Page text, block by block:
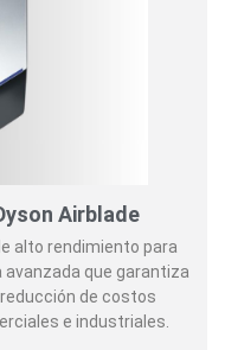
Airblade
alto rendimiento para
que garantiza
de costos
e industriales.